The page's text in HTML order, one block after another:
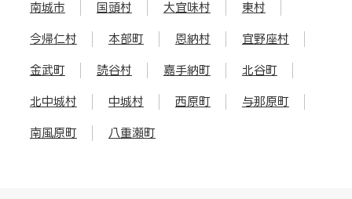
南城市 国頭村 大宜味村 東村
今帰仁村 本部町 恩納村 宜野座村
金武町 読谷村 嘉手納町 北谷町
北中城村 中城村 西原町 与那原町
南風原町 八重瀬町